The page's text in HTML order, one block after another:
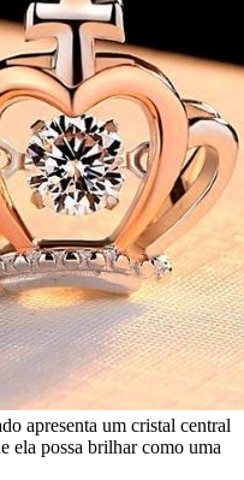
apresenta um cristal central
ela possa brilhar como uma